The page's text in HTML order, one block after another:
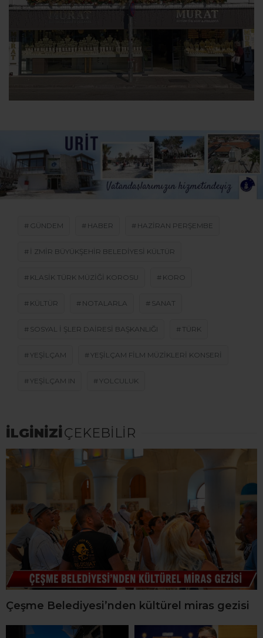
GÜNDEM HABER HAZIRAN PERŞEMBE
I ZMIR BÜYÜKŞEHIR BELEDIYESI KÜLTÜR
KLASIK TÜRK MÜZIĞI KOROSU KORO
KÜLTÜR NOTALARLA SANAT
SOSYAL I ŞLER DAIRESI BAŞKANLIĞI TÜRK
YEŞILÇAM YEŞILÇAM FILM MÜZIKLERI KONSERI
YEŞILÇAM IN YOLCULUK
İLGİNİZİÇEKEBİLİR
Çeşme Belediyesi’nden kültürel miras gezisi